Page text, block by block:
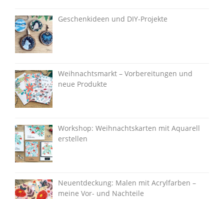
Geschenkideen und DIY-Projekte
Weihnachtsmarkt – Vorbereitungen und
neue Produkte
Workshop: Weihnachtskarten mit Aquarell
erstellen
Neuentdeckung: Malen mit Acrylfarben –
meine Vor- und Nachteile